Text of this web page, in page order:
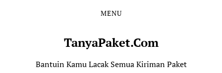
MENU
TanyaPaket.Com
Bantuin Kamu Lacak Semua Kiriman Paket